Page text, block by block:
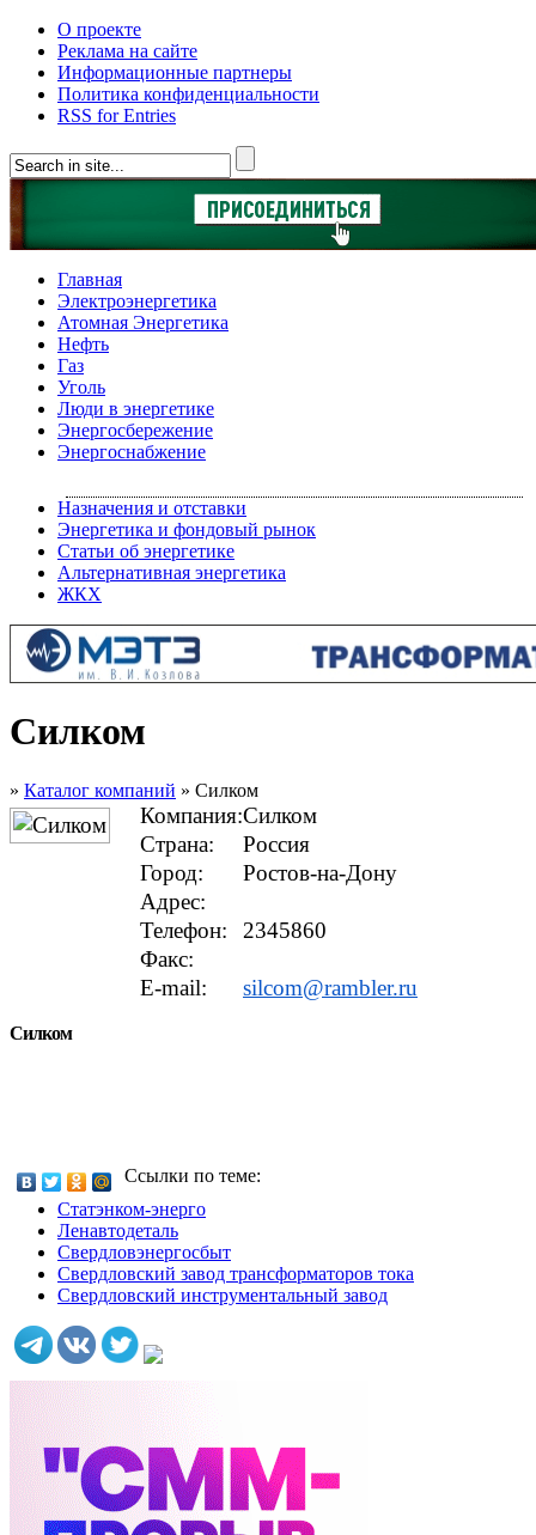
О проекте
Реклама на сайте
Информационные партнеры
Политика конфиденциальности
RSS for Entries
Главная
Электроэнергетика
Атомная Энергетика
Нефть
Газ
Уголь
Люди в энергетике
Энергосбережение
Энергоснабжение
Назначения и отставки
Энергетика и фондовый рынок
Статьи об энергетике
Альтернативная энергетика
ЖКХ
Силком
» Каталог компаний » Силком
Компания:Силком
Страна:
Россия
Город:
Ростов-на-Дону
Адрес:
Телефон:
2345860
Факс:
E-mail:
silcom@rambler.ru
Силком
Ссылки по теме:
Статэнком-энерго
Ленавтодеталь
Свердловэнергосбыт
Свердловский завод трансформаторов тока
Свердловский инструментальный завод